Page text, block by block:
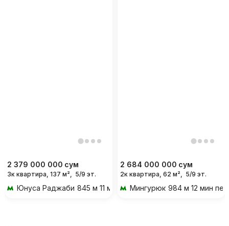
2 379 000 000 сум
3к квартира, 137 м², 5/9 эт.
Юнуса Раджаби 845 м 11 мин пешком
2 684 000 000 сум
2к квартира, 62 м², 5/9 эт.
Мингурюк 984 м 12 мин